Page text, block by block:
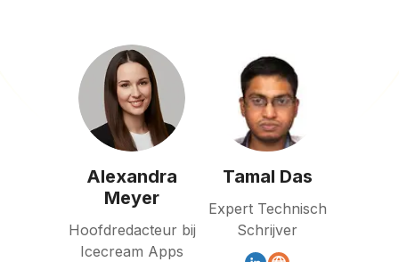
Alexandra
Meyer
Hoofdredacteur bij
Icecream Apps
Tamal Das
Expert Technisch
Schrijver